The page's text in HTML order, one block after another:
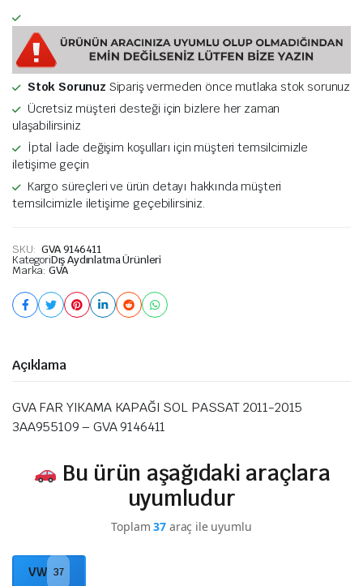
Stok Sorunuz Sipariş vermeden önce mutlaka stok sorunuz
Ücretsiz müşteri desteği için bizlere her zaman
ulaşabilirsiniz
İptal İade değişim koşulları için müşteri temsilcimizle
iletişime geçin
Kargo süreçleri ve ürün detayı hakkında müşteri
temsilcimizle iletişime geçebilirsiniz.
SKU: GVA 9146411
KategoriDış Aydınlatma Ürünleri
Marka: GVA
Açıklama
GVA FAR YIKAMA KAPAĞI SOL PASSAT 2011-2015
3AA955109 – GVA 9146411
Bu ürün aşağıdaki araçlara
uyumludur
Toplam37 araç ile uyumlu
VW 37